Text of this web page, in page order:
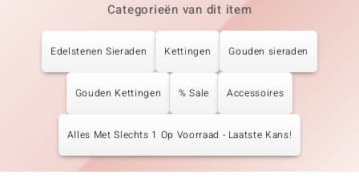
Categorieën van dit item
Edelstenen Sieraden Kettingen Gouden sieraden
Gouden Kettingen % Sale Accessoires
Alles Met Slechts 1 Op Voorraad - Laatste Kans!